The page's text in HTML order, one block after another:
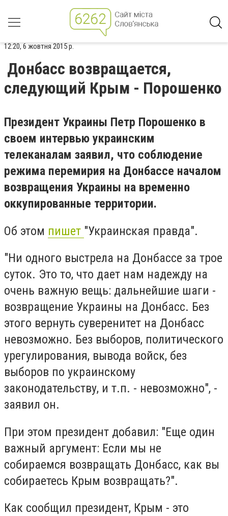
12:20, 6 жовтня 2015 р.
Донбасс возвращается,
следующий Крым - Порошенко
Президент Украины Петр Порошенко в
своем интервью украинским
телеканалам заявил, что соблюдение
режима перемирия на Донбассе началом
возвращения Украины на временно
оккупированные территории.
Об этом пишет "Украинская правда".
"Ни одного выстрела на Донбассе за трое
суток. Это то, что дает нам надежду на
очень важную вещь: дальнейшие шаги -
возвращение Украины на Донбасс. Без
этого вернуть суверенитет на Донбасс
невозможно. Без выборов, политического
урегулирования, вывода войск, без
выборов по украинскому
законодательству, и т.п. - невозможно", -
заявил он.
При этом президент добавил: "Еще один
важный аргумент: Если мы не
собираемся возвращать Донбасс, как вы
собираетесь Крым возвращать?".
Как сообщил президент, Крым - это